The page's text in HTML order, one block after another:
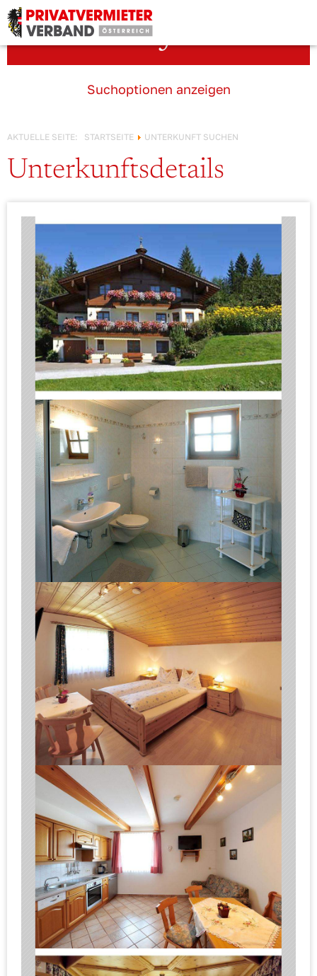
Unterkunft suchen
Suchoptionen anzeigen
AKTUELLE SEITE: STARTSEITE UNTERKUNFT SUCHEN
Unterkunftsdetails